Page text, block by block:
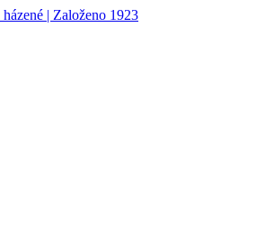
Budějovice | Oddíl
Budějovicích,